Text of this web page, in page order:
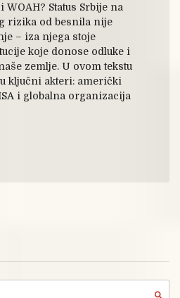
WOAH? Status Srbije na
rizika od besnila nije
– iza njega stoje
koje donose odluke i
zemlje. U ovom tekstu
ključni akteri: američki
i globalna organizacija